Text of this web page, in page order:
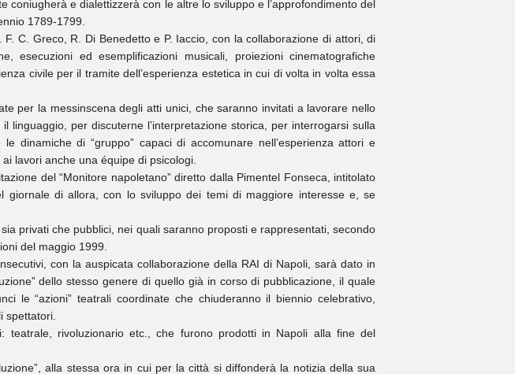
e dialettizzerà con le altre lo sviluppo e l’approfondimento del
1789-1799.
C. Greco, R. Di Benedetto e P. Iaccio, con la collaborazione di attori, di
esecuzioni ed esemplificazioni musicali, proiezioni cinematografiche
civile per il tramite dell’esperienza estetica in cui di volta in volta essa
per la messinscena degli atti unici, che saranno invitati a lavorare nello
per discuterne l’interpretazione storica, per interrogarsi sulla
dinamiche di “gruppo” capaci di accomunare nell’esperienza attori e
lavori anche una équipe di psicologi.
del “Monitore napoletano” diretto dalla Pimentel Fonseca, intitolato
giornale di allora, con lo sviluppo dei temi di maggiore interesse e, se
privati che pubblici, nei quali saranno proposti e rappresentati, secondo
del maggio 1999.
con la auspicata collaborazione della RAI di Napoli, sarà dato in
dello stesso genere di quello già in corso di pubblicazione, il quale
le “azioni” teatrali coordinate che chiuderanno il biennio celebrativo,
spettatori.
teatrale, rivoluzionario etc., che furono prodotti in Napoli alla fine del
alla stessa ora in cui per la città si diffonderà la notizia della sua